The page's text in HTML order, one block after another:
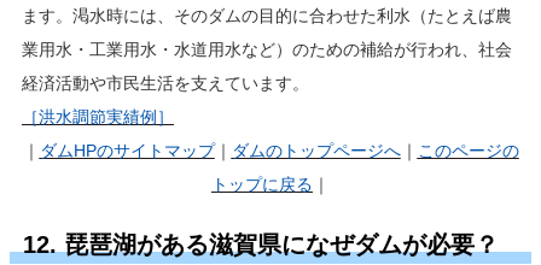
ます。渇水時には、そのダムの目的に合わせた利水（たとえば農
業用水・工業用水・水道用水など）のための補給が行われ、社会
経済活動や市民生活を支えています。
［洪水調節実績例］
｜ ダムHPのサイトマップ｜ ダムのトップページへ｜ このページの
トップに戻る ｜
12. 琵琶湖がある滋賀県になぜダムが必要？